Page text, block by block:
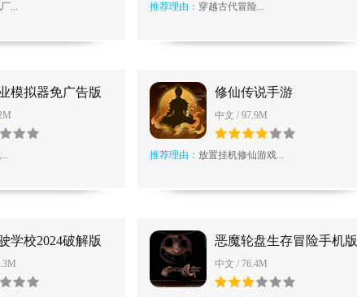
... 推荐理由： 穿越古代冒险...
模拟器免广告版 修仙传说手游
中文 / 97.9M
推荐理由： 放置挂机修仙游戏...
学校2024破解版 恶魔轮盘生存冒险手机版
中文 / 76.4M